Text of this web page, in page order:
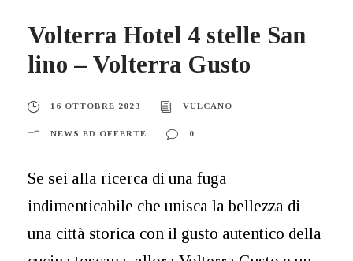
Volterra Hotel 4 stelle San
lino – Volterra Gusto
16 OTTOBRE 2023 VULCANO
NEWS ED OFFERTE 0
Se sei alla ricerca di una fuga
indimenticabile che unisca la bellezza di
una città storica con il gusto autentico della